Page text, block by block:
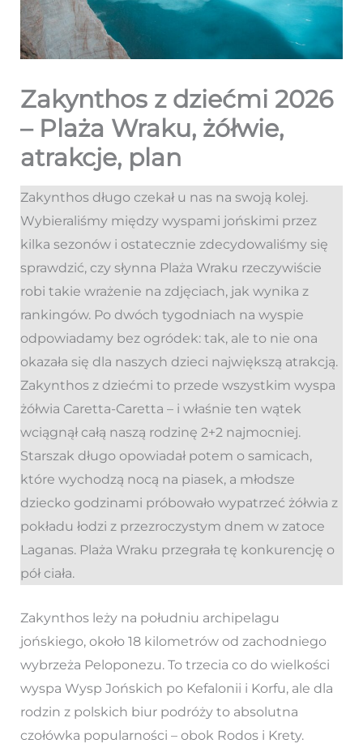
Zakynthos z dziećmi 2026
– Plaża Wraku, żółwie,
atrakcje, plan
Zakynthos długo czekał u nas na swoją kolej.
Wybieraliśmy między wyspami jońskimi przez
kilka sezonów i ostatecznie zdecydowaliśmy się
sprawdzić, czy słynna Plaża Wraku rzeczywiście
robi takie wrażenie na zdjęciach, jak wynika z
rankingów. Po dwóch tygodniach na wyspie
odpowiadamy bez ogródek: tak, ale to nie ona
okazała się dla naszych dzieci największą atrakcją.
Zakynthos z dziećmi to przede wszystkim wyspa
żółwia Caretta-Caretta – i właśnie ten wątek
wciągnął całą naszą rodzinę 2+2 najmocniej.
Starszak długo opowiadał potem o samicach,
które wychodzą nocą na piasek, a młodsze
dziecko godzinami próbowało wypatrzeć żółwia z
pokładu łodzi z przezroczystym dnem w zatoce
Laganas. Plaża Wraku przegrała tę konkurencję o
pół ciała.
Zakynthos leży na południu archipelagu
jońskiego, około 18 kilometrów od zachodniego
wybrzeża Peloponezu. To trzecia co do wielkości
wyspa Wysp Jońskich po Kefalonii i Korfu, ale dla
rodzin z polskich biur podróży to absolutna
czołówka popularności – obok Rodos i Krety.